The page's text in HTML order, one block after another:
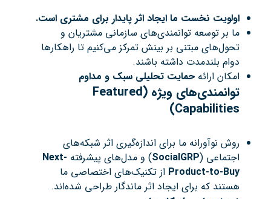
اولویت نخست ما ایجاد اثر پایدار برای مشتری است.
ما بر توسعه توانمندی‌های سازمانی مشتریان و
تحول‌های مبتنی بر بینش تمرکز می‌کنیم تا راهکارها
دوام بلندمدت داشته باشند.
امکان ارائهحمایت تحلیلی سبک و مداوم
توانمندی‌های ویژه (Featured
Capabilities)
روش نوآورانه ما برای اندازه‌گیری اثر شبکه‌های
اجتماعی (SocialGRP) و مدل‌های پیشرفته Next-
Product-to-Buy از تکنیک‌های اختصاصی ما
هستند که برای ایجاد اثر ماندگار طراحی شده‌اند.